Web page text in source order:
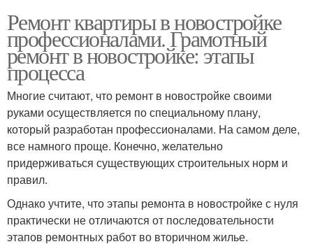
Ремонт квартиры в новостройке
профессионалами. Грамотный
ремонт в новостройке: этапы
процесса
Многие считают, что ремонт в новостройке своими
руками осуществляется по специальному плану,
который разработан профессионалами. На самом деле,
все намного проще. Конечно, желательно
придерживаться существующих строительных норм и
правил.
Однако учтите, что этапы ремонта в новостройке с нуля
практически не отличаются от последовательности
этапов ремонтных работ во вторичном жилье.